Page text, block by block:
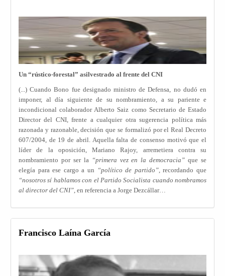
Un “rústico-forestal” asilvestrado al frente del CNI
(...) Cuando Bono fue designado ministro de Defensa, no dudó en
imponer, al día siguiente de su nombramiento, a su pariente e
incondicional colaborador Alberto Saiz como Secretario de Estado
Director del CNI, frente a cualquier otra sugerencia política más
razonada y razonable, decisión que se formalizó por el Real Decreto
607/2004, de 19 de abril. Aquella falta de consenso motivó que el
líder de la oposición, Mariano Rajoy, arremetiera contra su
nombramiento por ser la “primera vez en la democracia” que se
elegía para ese cargo a un “políticode partido”, recordando que
“nosotros sí hablamos con el Partido Socialista cuando nombramos
al director del CNI”, en referencia a Jorge Dezcállar…
Francisco Laína García